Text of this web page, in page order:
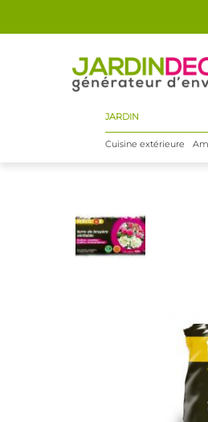
JARDIN
Cuisine extérieure